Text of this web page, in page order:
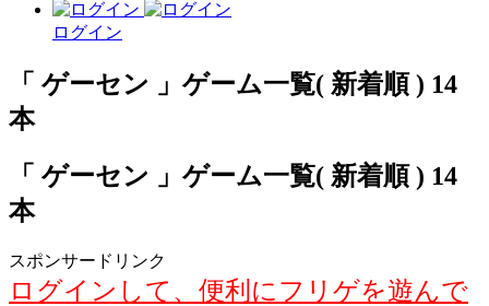
ログイン
「 ゲーセン 」ゲーム一覧( 新着順 ) 14
本
「 ゲーセン 」ゲーム一覧( 新着順 ) 14
本
スポンサードリンク
ログインして、便利にフリゲを遊んで